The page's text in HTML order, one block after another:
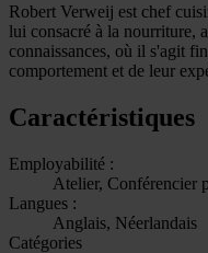
Robert Verweij est chef
lui consacré à la nourriture,
connaissances, où il s'agit
comportement et de leur
Caractéristiques
Employabilité :
Atelier, Conférencier
Langues :
Anglais, Néerlandais
Catégories